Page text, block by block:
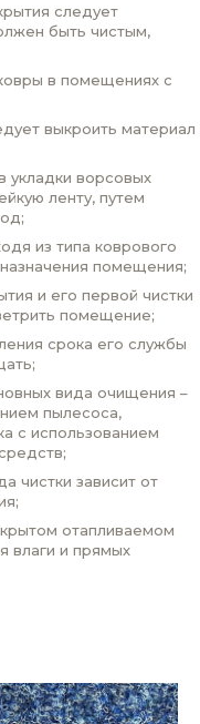
следует
быть чистым,
в помещениях с
выкроить материал
укладки ворсовых
ленту, путем
из типа коврового
помещения;
и его первой чистки
помещение;
срока его службы
вида очищения –
пылесоса,
с использованием
чистки зависит от
отапливаемом
влаги и прямых